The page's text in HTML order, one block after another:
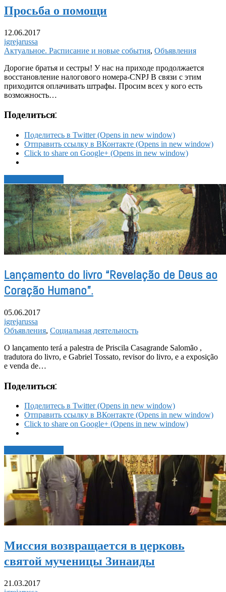
Просьба о помощи
12.06.2017
igrejarussa
Актуальное. Расписание и новые события, Объявления
Дорогие братья и сестры! У нас на приходе продолжается
восстановление налогового номера-CNPJ В связи с этим
приходится оплачивать штрафы. Просим всех у кого есть
возможность…
Поделиться:
Поделитесь в Twitter (Opens in new window)
Отправить ссылку в ВКонтакте (Opens in new window)
Click to share on Google+ (Opens in new window)
Lançamento do livro “Revelação de Deus ao
Coração Humano”.
05.06.2017
igrejarussa
Объявления, Социальная деятельность
O lançamento terá a palestra de Priscila Casagrande Salomão ,
tradutora do livro, e Gabriel Tossato, revisor do livro, e a exposição
e venda de…
Поделиться:
Поделитесь в Twitter (Opens in new window)
Отправить ссылку в ВКонтакте (Opens in new window)
Click to share on Google+ (Opens in new window)
Миссия возвращается в церковь
святой мученицы Зинаиды
21.03.2017